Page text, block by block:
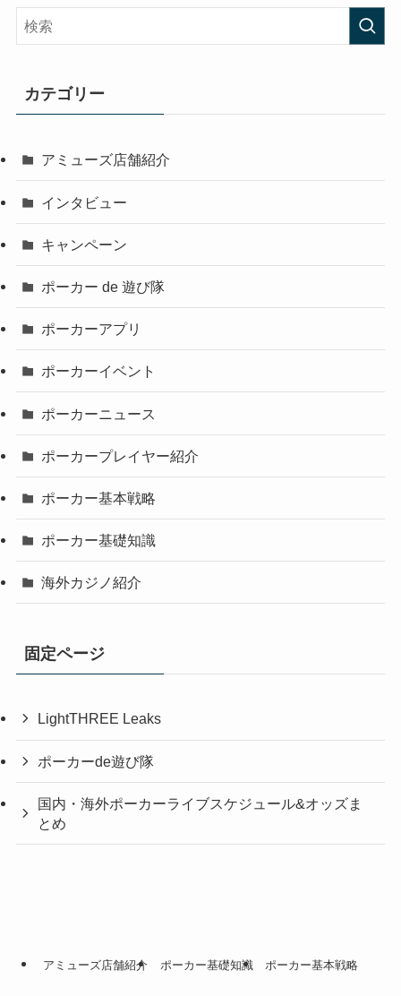
カテゴリー
アミューズ店舗紹介
インタビュー
キャンペーン
ポーカー de 遊び隊
ポーカーアプリ
ポーカーイベント
ポーカーニュース
ポーカープレイヤー紹介
ポーカー基本戦略
ポーカー基礎知識
海外カジノ紹介
固定ページ
LightTHREE Leaks
ポーカーde遊び隊
国内・海外ポーカーライブスケジュール&オッズま
とめ
アミューズ店舗紹介 ポーカー基礎知識 ポーカー基本戦略